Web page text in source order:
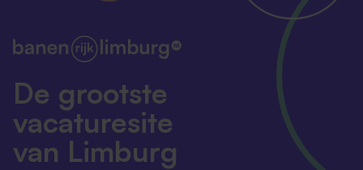
De grootste
vacaturesite
van Limburg